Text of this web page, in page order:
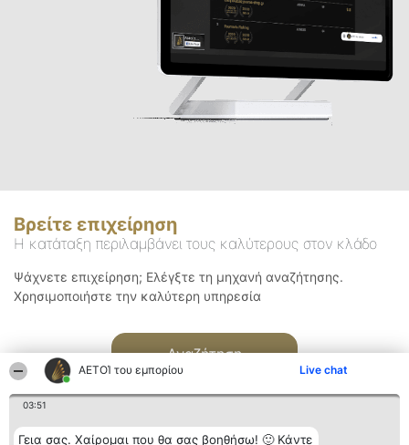
ΑΕΤΟΊ του εμπορίου Live chat
03:51
Γεια σας. Χαίρομαι που θα σας βοηθήσω! 🙂 Κάντε
Βρείτε επιχείρηση
Η κατάταξη περιλαμβάνει τους καλύτερους στον κλάδο
Ψάχνετε επιχείρηση; Ελέγξτε τη μηχανή αναζήτησης.
Χρησιμοποιήστε την καλύτερη υπηρεσία
Αναζήτηση